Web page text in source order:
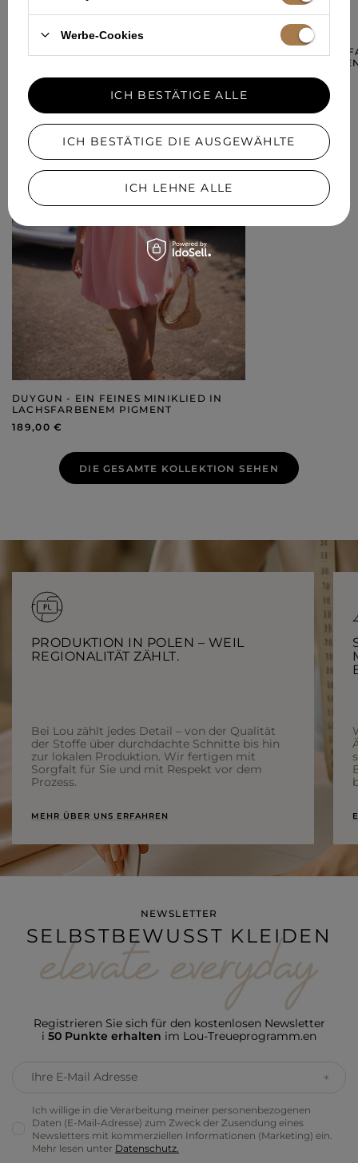
DUYGUN - EIN FEINES MINIKLIED IN
LACHSFARBENEM PIGMENT
189,00 €
HONIA –
MIT
219,00 €
DIE GESAMTE KOLLEKTION SEHEN
PRODUKTION IN POLEN – WEIL
REGIONALITÄT ZÄHLT.
Bei Lou zählt jedes Detail – von der Qualität
der Stoffe über durchdachte Schnitte bis hin
zur lokalen Produktion. Wir fertigen mit
Sorgfalt für Sie und mit Respekt vor dem
Prozess.
MEHR ÜBER UNS ERFAHREN
NEWSLETTER
SELBSTBEWUSST KLEIDEN
Registrieren Sie sich für den kostenlosen Newsletter
i 50 Punkte erhalten im Lou-Treueprogramm.en
Ihre E-Mail Adresse
Ich willige in die Verarbeitung meiner personenbezogenen
Daten (E-Mail-Adresse) zum Zweck der Zusendung eines
Newsletters mit kommerziellen Informationen (Marketing) ein.
Mehr lesen unter Datenschutz.
Werbe-Cookies
ICH BESTÄTIGE DIE AUSGEWÄHLTE
ICH LEHNE ALLE
ICH BESTÄTIGE ALLE